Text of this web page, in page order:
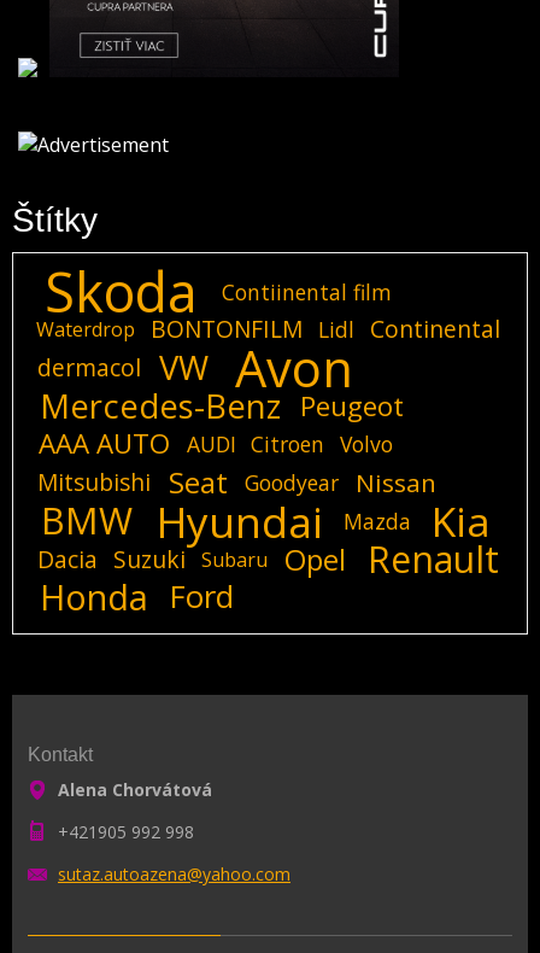
Štítky
Skoda Contiinental film
Waterdrop BONTONFILM Lidl
Continental
dermacol
VW Avon
Mercedes-Benz
Peugeot
AAA AUTO
AUDI Citroen Volvo
Mitsubishi Seat Goodyear Nissan
BMW Hyundai Mazda Kia
Dacia Suzuki Subaru Opel Renault
Honda Ford
Kontakt
Alena Chorvátová
+421905 992 998
sutaz.autoazena@yahoo.com